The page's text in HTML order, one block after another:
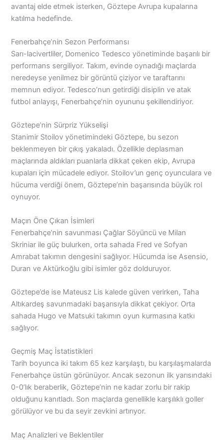
avantaj elde etmek isterken, Göztepe Avrupa kupalarına
katılma hedefinde.
Fenerbahçe’nin Sezon Performansı
Sarı-lacivertliler, Domenico Tedesco yönetiminde başarılı bir
performans sergiliyor. Takım, evinde oynadığı maçlarda
neredeyse yenilmez bir görüntü çiziyor ve taraftarını
memnun ediyor. Tedesco’nun getirdiği disiplin ve atak
futbol anlayışı, Fenerbahçe’nin oyununu şekillendiriyor.
Göztepe’nin Sürpriz Yükselişi
Stanimir Stoilov yönetimindeki Göztepe, bu sezon
beklenmeyen bir çıkış yakaladı. Özellikle deplasman
maçlarında aldıkları puanlarla dikkat çeken ekip, Avrupa
kupaları için mücadele ediyor. Stoilov’un genç oyunculara ve
hücuma verdiği önem, Göztepe’nin başarısında büyük rol
oynuyor.
Maçın Öne Çıkan İsimleri
Fenerbahçe’nin savunması Çağlar Söyüncü ve Milan
Skriniar ile güç bulurken, orta sahada Fred ve Sofyan
Amrabat takımın dengesini sağlıyor. Hücumda ise Asensio,
Duran ve Aktürkoğlu gibi isimler göz dolduruyor.
Göztepe’de ise Mateusz Lis kalede güven verirken, Taha
Altıkardeş savunmadaki başarısıyla dikkat çekiyor. Orta
sahada Hugo ve Matsuki takımın oyun kurmasına katkı
sağlıyor.
Geçmiş Maç İstatistikleri
Tarih boyunca iki takım 65 kez karşılaştı, bu karşılaşmalarda
Fenerbahçe üstün görünüyor. Ancak sezonun ilk yarısındaki
0-0’lık beraberlik, Göztepe’nin ne kadar zorlu bir rakip
olduğunu kanıtladı. Son maçlarda genellikle karşılıklı goller
görülüyor ve bu da seyir zevkini artırıyor.
Maç Analizleri ve Beklentiler